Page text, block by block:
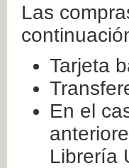
Las
Tarjeta
En el
Librería